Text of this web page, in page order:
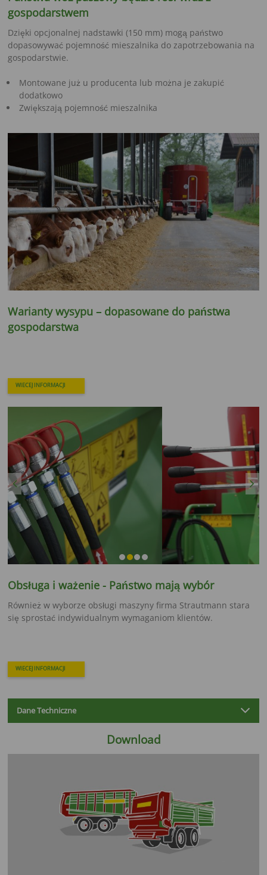
gospodarstwem
Dzięki opcjonalnej nadstawki (150 mm) mogą państwo
dopasowywać pojemność mieszalnika do zapotrzebowania na
gospodarstwie.
Montowane już u producenta lub można je zakupić
dodatkowo
Zwiększają pojemność mieszalnika
Warianty wysypu – dopasowane do państwa
gospodarstwa
WIECEJ INFORMACJI
Previous Next
Obsługa i ważenie - Państwo mają wybór
Również w wyborze obsługi maszyny firma Strautmann stara
się sprostać indywidualnym wymaganiom klientów.
WIECEJ INFORMACJI
Dane Techniczne
Download